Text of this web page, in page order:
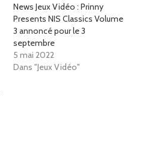
News Jeux Vidéo : Prinny
Presents NIS Classics Volume
3 annoncé pour le 3
septembre
5 mai 2022
Dans "Jeux Vidéo"